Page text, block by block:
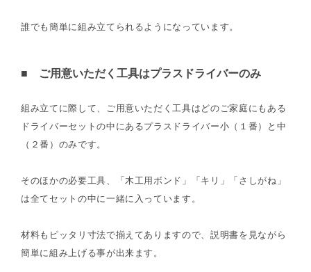
誰でも簡単に組み立てられるようになっています。
■ ご用意いただく工具はプラスドライバーのみ
組み立てに際して、ご用意いただく工具はどのご家庭にもある
ドライバーセットの中にあるプラスドライバー小（１番）と中
（２番）のみです。
そのほかの必要工具、「木工用ボンド」「キリ」「さしがね」
は全てセットの中に一緒に入っています。
材料もピッタリ寸法で揃えてありますので、説明書を見ながら
簡単に組み上げる事が出来ます。